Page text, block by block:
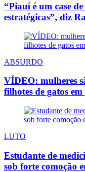
“Piauí é um case de
estratégicas”, diz
ABSURDO
VÍDEO: mulheres
filhotes de gatos
LUTO
Estudante de
sob forte comoção